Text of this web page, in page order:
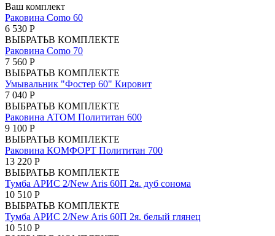
Ваш комплект
Раковина Como 60
6 530 Р
ВЫБРАТЬВ КОМПЛЕКТЕ
Раковина Como 70
7 560 Р
ВЫБРАТЬВ КОМПЛЕКТЕ
Умывальник "Фостер 60" Кировит
7 040 Р
ВЫБРАТЬВ КОМПЛЕКТЕ
Раковина АТОМ Полититан 600
9 100 Р
ВЫБРАТЬВ КОМПЛЕКТЕ
Раковина КОМФОРТ Полититан 700
13 220 Р
ВЫБРАТЬВ КОМПЛЕКТЕ
Тумба АРИС 2/New Aris 60П 2я. дуб сонома
10 510 Р
ВЫБРАТЬВ КОМПЛЕКТЕ
Тумба АРИС 2/New Aris 60П 2я. белый глянец
10 510 Р